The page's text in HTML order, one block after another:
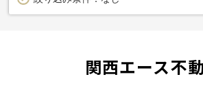
関西エース不